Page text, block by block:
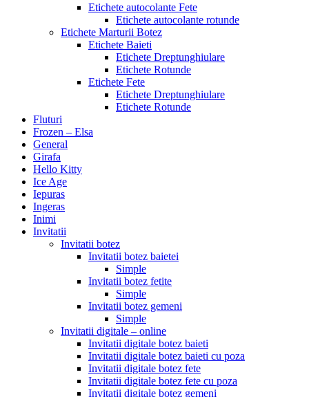
Etichete autocolante Fete
Etichete autocolante rotunde
Etichete Marturii Botez
Etichete Baieti
Etichete Dreptunghiulare
Etichete Rotunde
Etichete Fete
Etichete Dreptunghiulare
Etichete Rotunde
Fluturi
Frozen – Elsa
General
Girafa
Hello Kitty
Ice Age
Iepuras
Ingeras
Inimi
Invitatii
Invitatii botez
Invitatii botez baietei
Simple
Invitatii botez fetite
Simple
Invitatii botez gemeni
Simple
Invitatii digitale – online
Invitatii digitale botez baieti
Invitatii digitale botez baieti cu poza
Invitatii digitale botez fete
Invitatii digitale botez fete cu poza
Invitatii digitale botez gemeni